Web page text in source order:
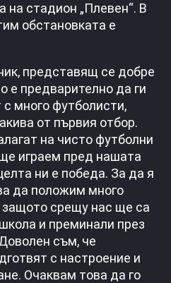
на стадион „Плевен“. В
обстановката е
представящ се добре
е предварително да ги
с много футболисти,
от първия отбор.
на чисто футболни
играем пред нашата
ни е победа. За да я
да положим много
защото срещу нас ще са
и преминали през
съм, че
с настроение и
Очаквам това да го